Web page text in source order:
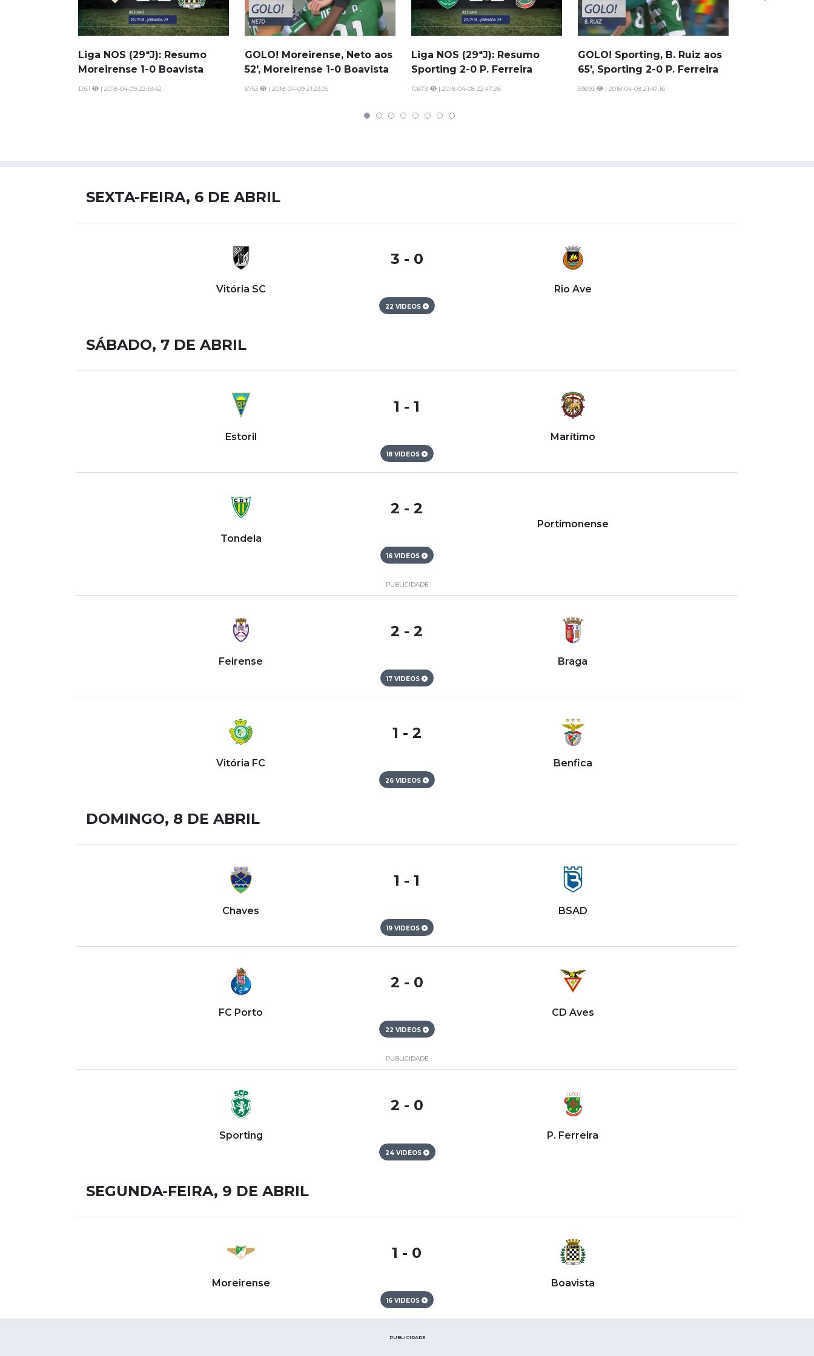
MLS
Brasileirão
Mundial 2026
Liga NOS (29ªJ): Resumo
Moreirense 1-0 Boavista
1261 | 2018-04-09 22:19:42
GOLO! Moreirense, Neto aos
52', Moreirense 1-0 Boavista
6753 | 2018-04-09 21:23:05
Liga NOS (29ªJ): Resumo
Sporting 2-0 P. Ferreira
10679 | 2018-04-08 22:47:26
GOLO! Sporting, B. Ruiz aos
65', Sporting 2-0 P. Ferreira
39693 | 2018-04-08 21:47:16
SEXTA-FEIRA, 6 DE ABRIL
Vitória SC
3 - 0
Rio Ave
22 VIDEOS
SÁBADO, 7 DE ABRIL
Estoril
1 - 1
Marítimo
18 VIDEOS
Tondela
2 - 2
Portimonense
16 VIDEOS
PUBLICIDADE
Feirense
2 - 2
Braga
17 VIDEOS
Vitória FC
1 - 2
Benfica
26 VIDEOS
DOMINGO, 8 DE ABRIL
Chaves
1 - 1
BSAD
19 VIDEOS
FC Porto
2 - 0
CD Aves
22 VIDEOS
PUBLICIDADE
Sporting
2 - 0
P. Ferreira
24 VIDEOS
SEGUNDA-FEIRA, 9 DE ABRIL
Moreirense
1 - 0
Boavista
16 VIDEOS
PUBLICIDADE